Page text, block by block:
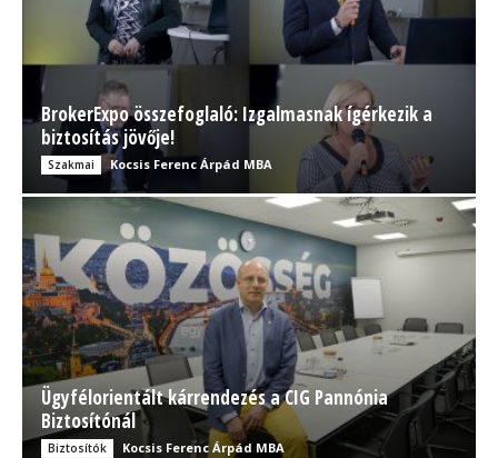
BrokerExpo összefoglaló: Izgalmasnak ígérkezik a
biztosítás jövője!
Szakmai Kocsis Ferenc Árpád MBA
Ügyfélorientált kárrendezés a CIG Pannónia
Biztosítónál
Biztosítók Kocsis Ferenc Árpád MBA